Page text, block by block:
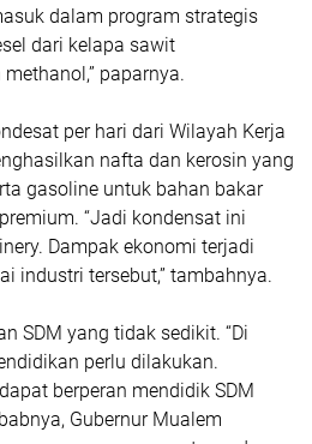
dalam program strategis
dari kelapa sawit
paparnya.
per hari dari Wilayah Kerja
nafta dan kerosin yang
gasoline untuk bahan bakar
“Jadi kondensat ini
Dampak ekonomi terjadi
industri tersebut,” tambahnya.
SDM yang tidak sedikit. “Di
perlu dilakukan.
berperan mendidik SDM
Gubernur Mualem